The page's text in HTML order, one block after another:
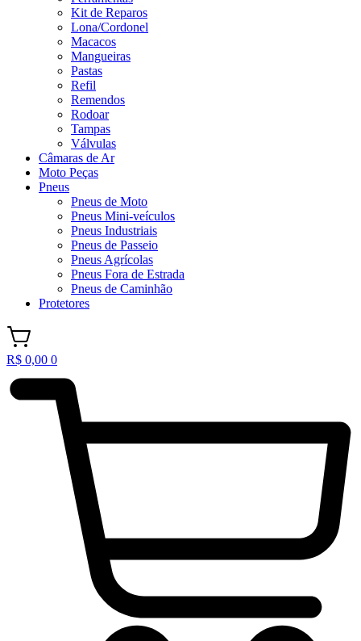
Kit de Reparos
Lona/Cordonel
Macacos
Mangueiras
Pastas
Refil
Remendos
Rodoar
Tampas
Válvulas
Câmaras de Ar
Moto Peças
Pneus
Pneus de Moto
Pneus Mini-veículos
Pneus Industriais
Pneus de Passeio
Pneus Agrícolas
Pneus Fora de Estrada
Pneus de Caminhão
Protetores
R$ 0,00 0